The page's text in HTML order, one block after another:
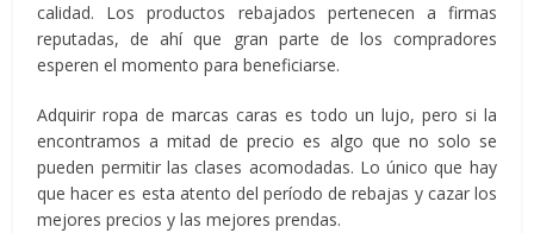
calidad. Los productos rebajados pertenecen a firmas
reputadas, de ahí que gran parte de los compradores
esperen el momento para beneficiarse.
Adquirir ropa de marcas caras es todo un lujo, pero si la
encontramos a mitad de precio es algo que no solo se
pueden permitir las clases acomodadas. Lo único que hay
que hacer es esta atento del período de rebajas y cazar los
mejores precios y las mejores prendas.